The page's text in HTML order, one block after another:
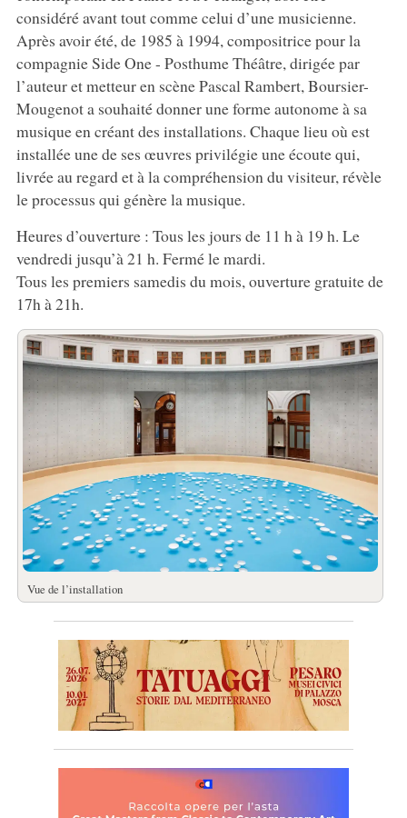
considéré avant tout comme celui d’une musicienne.
Après avoir été, de 1985 à 1994, compositrice pour la
compagnie Side One - Posthume Théâtre, dirigée par
l’auteur et metteur en scène Pascal Rambert, Boursier-
Mougenot a souhaité donner une forme autonome à sa
musique en créant des installations. Chaque lieu où est
installée une de ses œuvres privilégie une écoute qui,
livrée au regard et à la compréhension du visiteur, révèle
le processus qui génère la musique.
Heures d’ouverture : Tous les jours de 11 h à 19 h. Le
vendredi jusqu’à 21 h. Fermé le mardi.
Tous les premiers samedis du mois, ouverture gratuite de
17h à 21h.
Vue de l’installation